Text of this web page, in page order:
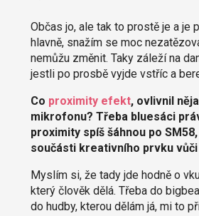
Občas jo, ale tak to prostě je a je
hlavně, snažím se moc
nemůžu změnit. Taky záleží na
jestli po prosbě vyjde vstříc a
Co proximity efekt, ovlivnil
mikrofonu? Třeba bluesáci
proximity spíš šáhnou po
součásti kreativního prvku vůči
Myslím si, že tady jde hodně o
který člověk dělá. Třeba do
do hudby, kterou dělám já, mi to